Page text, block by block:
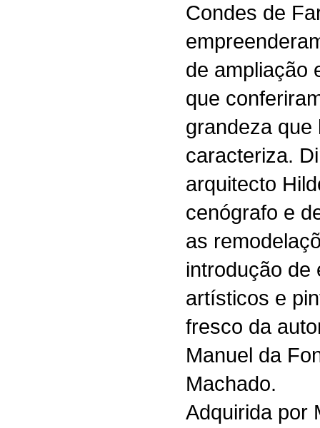
Condes de
de ampliação
que
grandeza que
caracteriza.
arquitecto
cenógrafo e
as
introdução de
artísticos e
fresco da
Manuel da
Machado.
Adquirida por